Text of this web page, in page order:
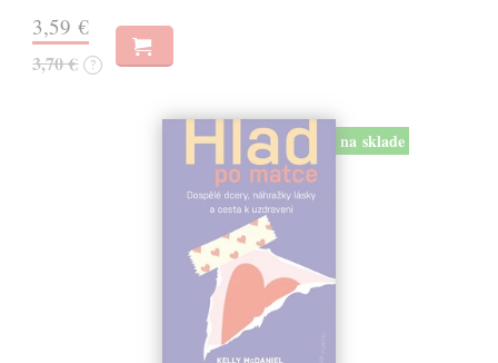
3,59 €
3,70 € ?
na sklade